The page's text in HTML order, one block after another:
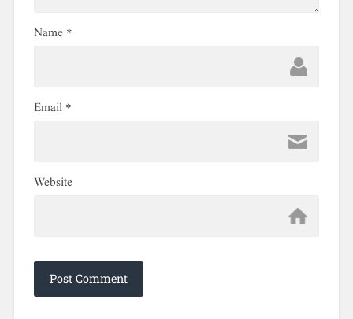
Name*
Email*
Website